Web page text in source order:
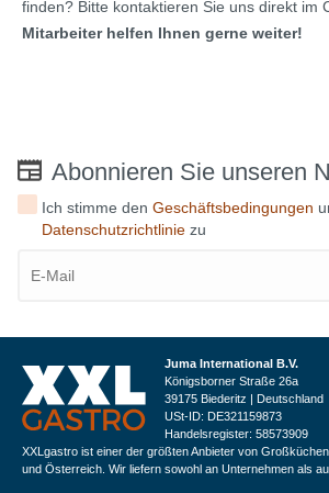
finden? Bitte kontaktieren Sie uns direkt im
Mitarbeiter helfen Ihnen gerne weiter!
Abonnieren Sie unseren
Ich stimme denGeschäftsbedingungen
Datenschutzrichtlinie zu
Juma International B.V.
Königsborner Straße 26a
39175 Biederitz | Deutschland
USt-ID: DE321159873
Handelsregister: 58573909
XXLgastro ist einer der größten Anbieter von
und Österreich. Wir liefern sowohl an Unternehmen als